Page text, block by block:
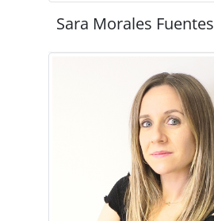
Sara Morales Fuentes